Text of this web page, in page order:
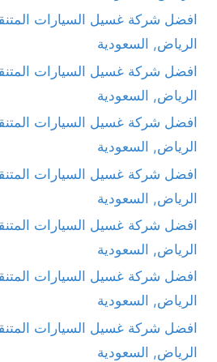
افضل شركة غسيل السيارات
الرياض, السعودية
افضل شركة غسيل السيارات
الرياض, السعودية
افضل شركة غسيل السيارات
الرياض, السعودية
افضل شركة غسيل السيارات
الرياض, السعودية
افضل شركة غسيل السيارات
الرياض, السعودية
افضل شركة غسيل السيارات
الرياض, السعودية
افضل شركة غسيل السيارات
الرياض, السعودية